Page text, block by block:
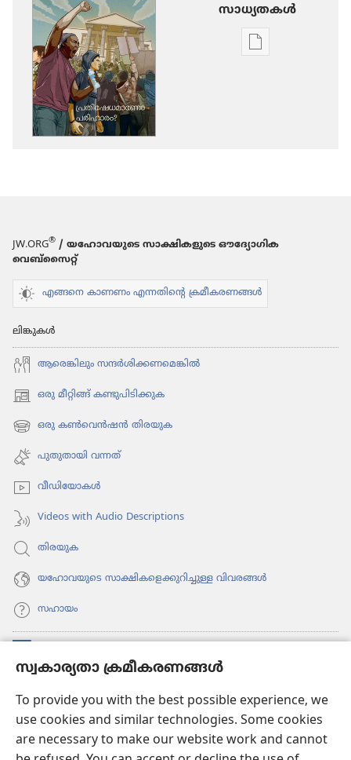
സ്വകാര്യതാ ക്രമീകരണങ്ങൾ
To provide you with the best possible experience, we
use cookies and similar technologies. Some cookies
are necessary to make our website work and cannot
സാധ്യതകള്‍
മാ​
പ​
രി​
രം?
JW.ORG® / യഹോവയുടെ സാക്ഷികളുടെ ഔദ്യോഗിക
വെബ്സൈറ്റ്
എങ്ങനെ കാണണം എന്നതിന്റെ ക്രമീകരണങ്ങൾ
ലിങ്കുകൾ
ആരെങ്കി​ലും സന്ദർശി​ക്ക​ണ​മെ​ങ്കിൽ
ഒരു മീറ്റിങ്ങ് കണ്ടുപിടിക്കുക
(പുതിയ
പേജ്
തുറക്കുക)
ഒരു കൺവെൻഷൻ തിരയുക
(പുതിയ
പേജ്
തുറക്കുക)
പുതുതായി വന്നത്‌
വീഡി​യോ​കൾ
Videos with Audio Descriptions
തിരയുക
യഹോവയുടെ സാക്ഷികളെക്കുറിച്ചുള്ള വിവരങ്ങൾ
സഹായം
പേജ്
തുറക്കുക)വാച്ച്ടവര്‍ ഓണ്‍ലൈന്‍ ലൈബ്രറി
(പുതിയ
പേജ്
തുറക്കുക)JW ഹബ്ബ്
(പുതിയ